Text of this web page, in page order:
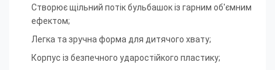
Створює щільний потік бульбашок із гарним об'ємним
ефектом;
Легка та зручна форма для дитячого хвату;
Корпус із безпечного ударостійкого пластику;